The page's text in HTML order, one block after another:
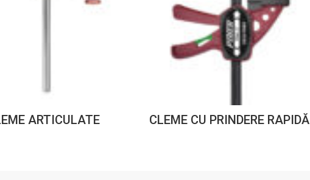
ARTICULATE СLEME CU PRINDERE RAPIDĂ